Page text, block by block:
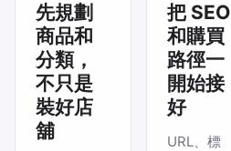
先規劃
商品和
分類，
不只是
裝好店
舖
把 SEO
和購買
路徑一
開始接
好
URL、標